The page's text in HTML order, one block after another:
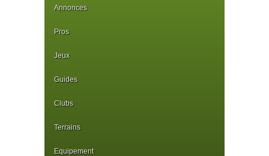
Annonces
Pros
Jeux
Guides
Clubs
Terrains
Equipement